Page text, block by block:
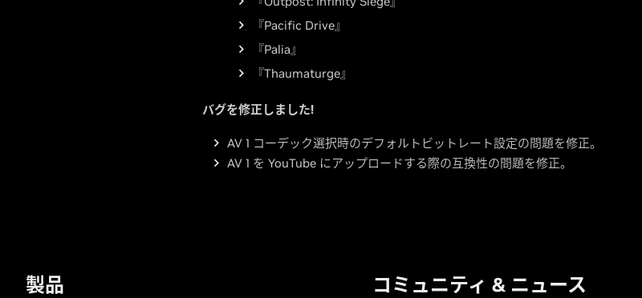
『Pacific Drive』
『Palia』
『Thaumaturge』
バグを修正しました!
AV 1 コーデック選択時のデフォルトビットレート設定の問題を修正。
AV 1 を YouTube にアップロードする際の互換性の問題を修正。
製品 コミュニティ & ニュース